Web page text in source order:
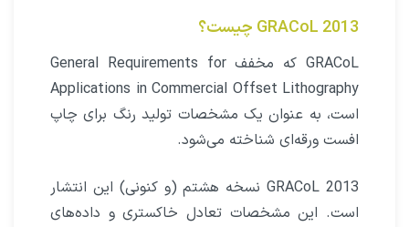
GRACoL 2013 چیست؟
GRACoL که مخفف General Requirements for
Applications in Commercial Offset Lithography
است، به عنوان یک مشخصات تولید رنگ برای چاپ
افست ورقه‌ای شناخته می‌شود.
GRACoL 2013 نسخه هشتم (و کنونی) این انتشار
است. این مشخصات تعادل خاکستری و داده‌های